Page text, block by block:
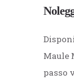
Maule
passo